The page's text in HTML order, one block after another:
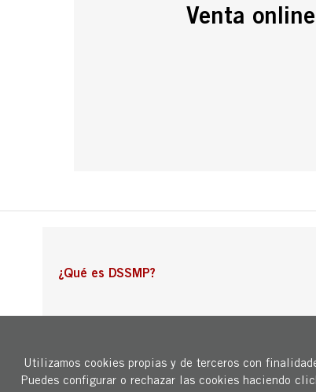
Venta online
¿Qué es DSSMP?
Ciudad comercial abierta, atractiva y sostenible (ACT 010000-
Recuperación, Transformación y Resiliencia, y financiado por la
Utilizamos cookies propias y de terceros con
Puedes configurar o rechazar las cookies haciendo